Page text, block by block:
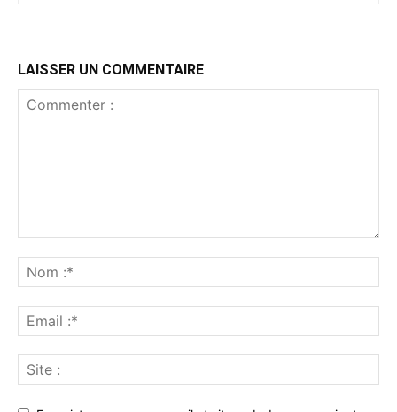
LAISSER UN COMMENTAIRE